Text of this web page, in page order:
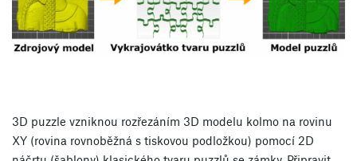
3D puzzle vzniknou rozřezáním 3D modelu kolmo na rovinu
XY (rovina rovnoběžná s tiskovou podložkou) pomocí 2D